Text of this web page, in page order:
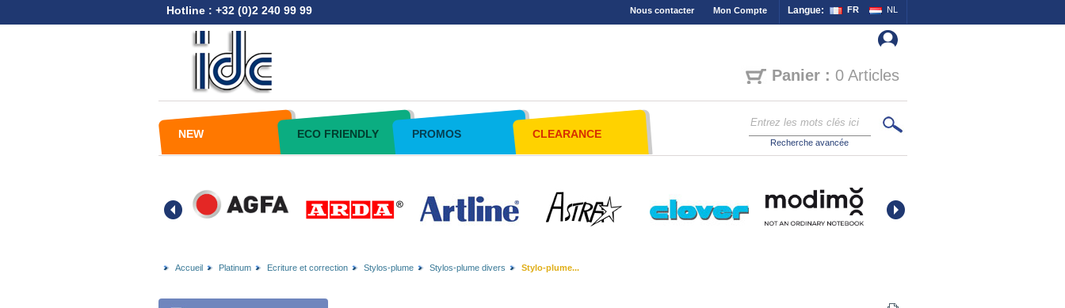
Hotline : +32 (0)2 240 99 99 Langue: FR NL
Nous contacter Mon Compte
Panier : 0 Articles
NEW ECO FRIENDLY PROMOS CLEARANCE
Recherche avancée
Accueil Platinum Ecriture et correction Stylos-plume Stylos-plume divers Stylo-plume...